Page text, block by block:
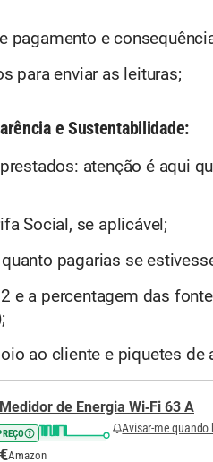
pagamento e
para enviar as leituras;
e Sustentabilidade:
atenção é aqui
Social, se aplicável;
pagarias se
e a percentagem das
ao cliente e piquetes de
de Energia Wi‑Fi 63 A
Avisar-me quando
Amazon